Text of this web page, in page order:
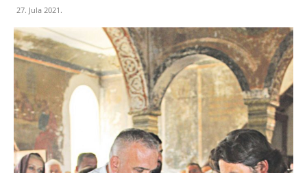
27. Jula 2021.